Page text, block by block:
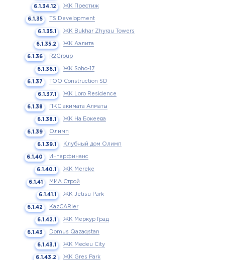
ЖК Престиж
TS Development
ЖК Bukhar Zhyrau Towers
ЖК Аэлита
R2Group
ЖК Soho-17
ТОО Construction SD
ЖК Loro Residence
ПКС акимата Алматы
ЖК На Бокеева
Олимп
Клубный дом Олимп
Интерфинанс
ЖК Mereke
МИА Строй
ЖК Jetisu Park
KazCARier
ЖК Меркур Град
Domus Qazaqstan
ЖК Medeu City
ЖК Gres Park